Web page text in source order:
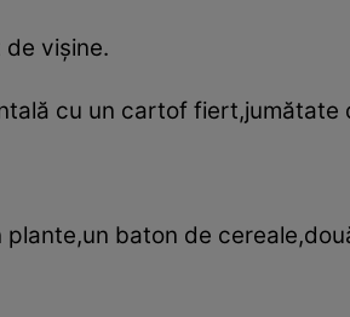
vişine.
cu un cartof
plante,un baton de